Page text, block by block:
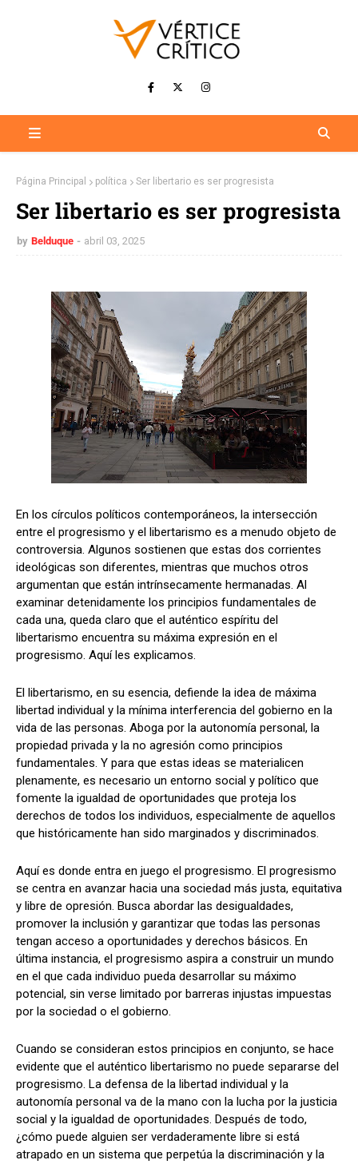
Página Principal política Ser libertario es ser progresista
Ser libertario es ser progresista
by Belduque abril 03, 2025
En los círculos políticos contemporáneos, la intersección
entre el progresismo y el libertarismo es a menudo objeto de
controversia. Algunos sostienen que estas dos corrientes
ideológicas son diferentes, mientras que muchos otros
argumentan que están intrínsecamente hermanadas. Al
examinar detenidamente los principios fundamentales de
cada una, queda claro que el auténtico espíritu del
libertarismo encuentra su máxima expresión en el
progresismo. Aquí les explicamos.
El libertarismo, en su esencia, defiende la idea de máxima
libertad individual y la mínima interferencia del gobierno en la
vida de las personas. Aboga por la autonomía personal, la
propiedad privada y la no agresión como principios
fundamentales. Y para que estas ideas se materialicen
plenamente, es necesario un entorno social y político que
fomente la igualdad de oportunidades que proteja los
derechos de todos los individuos, especialmente de aquellos
que históricamente han sido marginados y discriminados.
Aquí es donde entra en juego el progresismo. El progresismo
se centra en avanzar hacia una sociedad más justa, equitativa
y libre de opresión. Busca abordar las desigualdades,
promover la inclusión y garantizar que todas las personas
tengan acceso a oportunidades y derechos básicos. En
última instancia, el progresismo aspira a construir un mundo
en el que cada individuo pueda desarrollar su máximo
potencial, sin verse limitado por barreras injustas impuestas
por la sociedad o el gobierno.
Cuando se consideran estos principios en conjunto, se hace
evidente que el auténtico libertarismo no puede separarse del
progresismo. La defensa de la libertad individual y la
autonomía personal va de la mano con la lucha por la justicia
social y la igualdad de oportunidades. Después de todo,
¿cómo puede alguien ser verdaderamente libre si está
atrapado en un sistema que perpetúa la discriminación y la